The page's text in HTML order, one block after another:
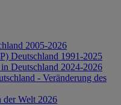
2005-2026
Deutschland 1991-2025
Deutschland 2024-2026
- Veränderung des
der Welt 2026